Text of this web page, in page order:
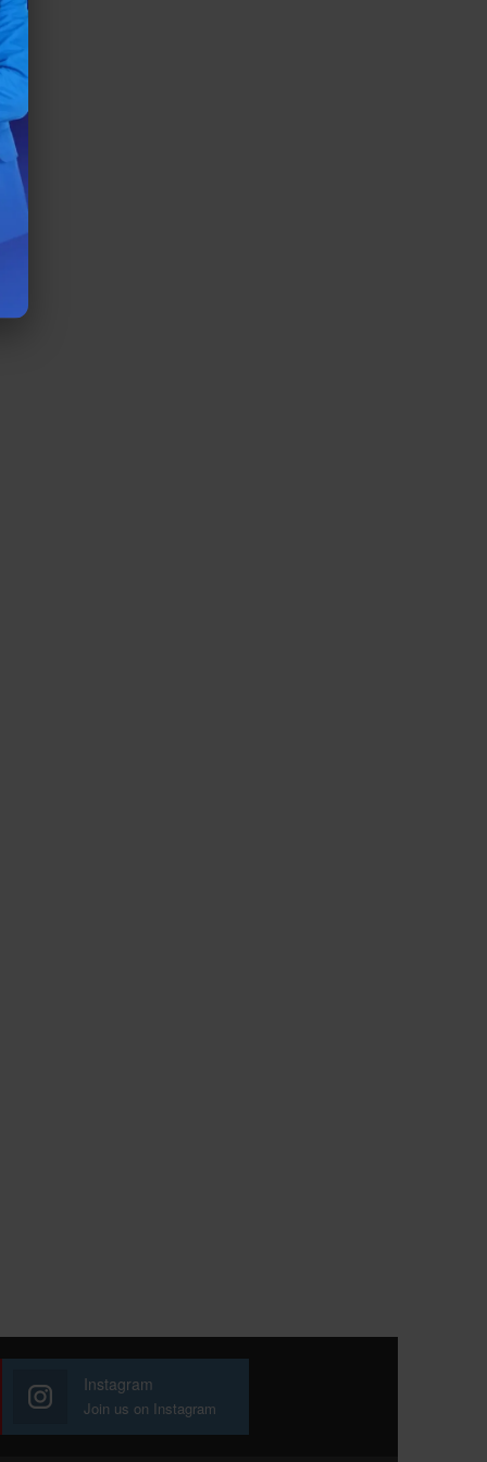
Instagram
Join us on Instagram